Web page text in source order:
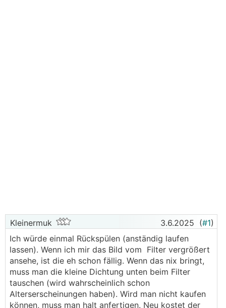
Kleinermuk 3.6.2025 (#1)
Ich würde einmal Rückspülen (anständig laufen
lassen). Wenn ich mir das Bild vom Filter vergrößert
ansehe, ist die eh schon fällig. Wenn das nix bringt,
muss man die kleine Dichtung unten beim Filter
tauschen (wird wahrscheinlich schon
Alterserscheinungen haben). Wird man nicht kaufen
können, muss man halt anfertigen. Neu kostet der